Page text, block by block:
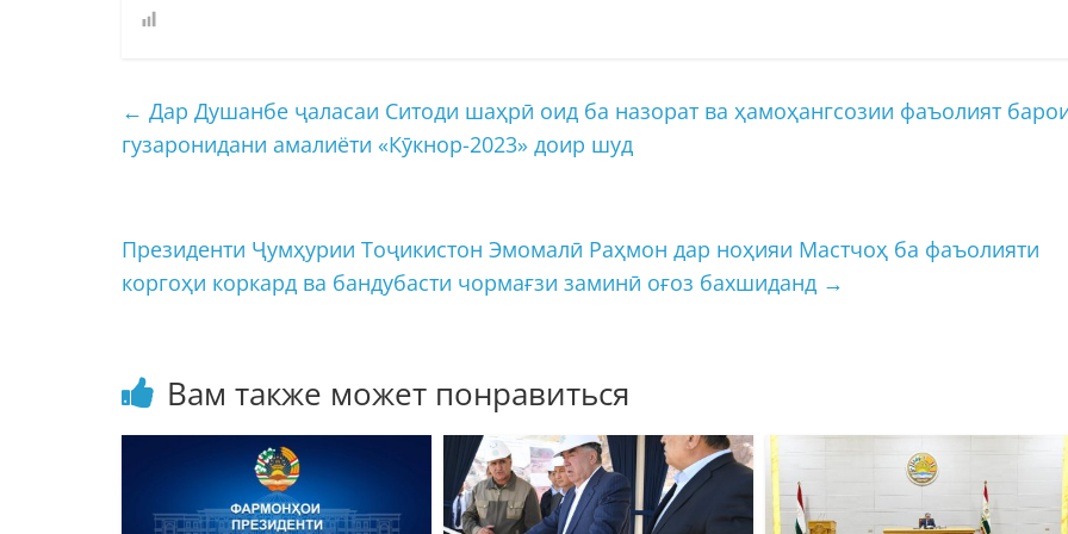
← Дар Душанбе ҷаласаи Ситоди шаҳрӣ оид ба назорат ва ҳамоҳангсозии фаъолият
гузаронидани амалиёти «Кӯкнор-2023» доир шуд
Президенти Ҷумҳурии Тоҷикистон Эмомалӣ Раҳмон дар ноҳияи Мастчоҳ ба фаъолияти
коргоҳи коркард ва бандубасти чормағзи заминӣ оғоз бахшиданд →
Вам также может понравиться